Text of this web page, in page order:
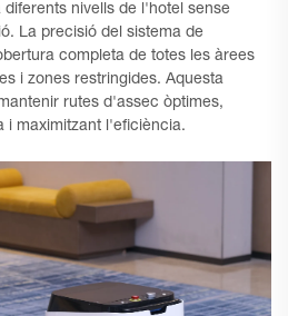
nivells de l'hotel sense
La precisió del sistema de
completa de totes les àrees
i zones restringides. Aquesta
rutes d'assec òptimes,
i maximitzant l'eficiència.